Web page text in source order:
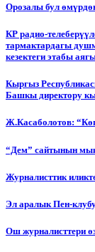
Орозалы бул
КР радио-
тармактардагы
кезектеги этабы
Кыргыз
Башкы директору
Ж.Касаболотов:
“Дем” сайтынын
Журналисттик
Эл аралык Пен-
Ош журналисттери